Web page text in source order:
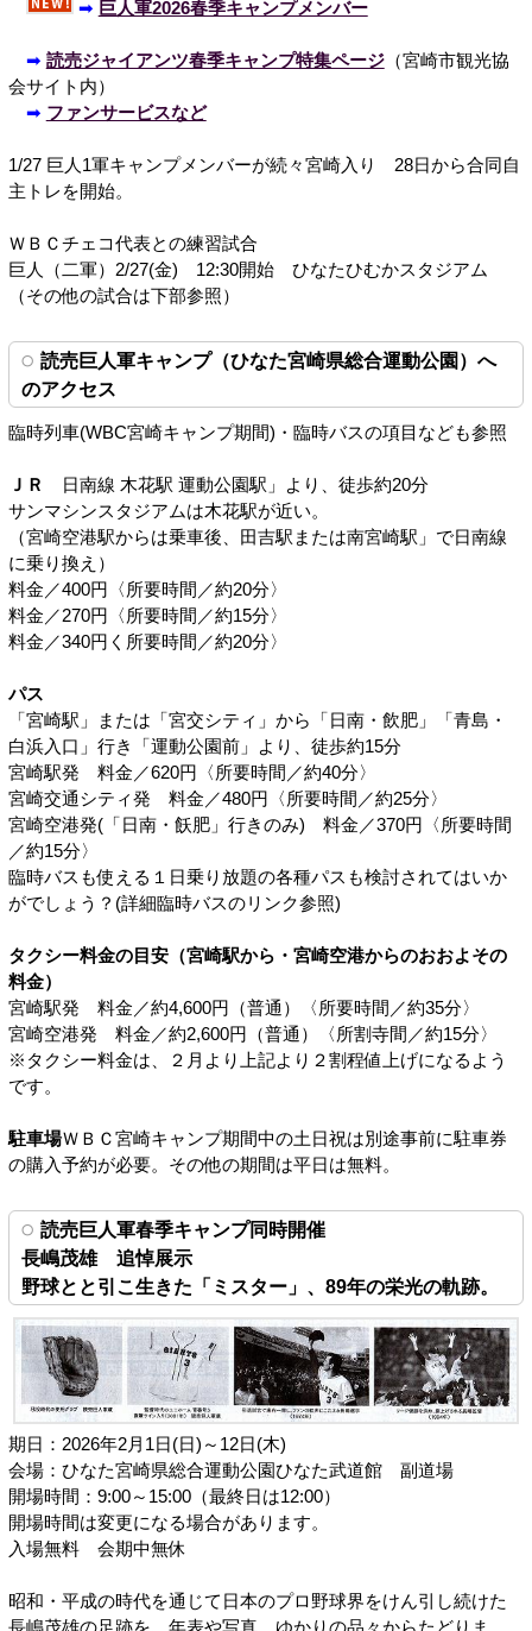
➡ 巨人軍2026春季キャンプメンバー
➡ 読売ジャイアンツ春季キャンプ特集ページ（宮崎市観光協
会サイト内）
➡ ファンサービスなど
1/27 巨人1軍キャンプメンバーが続々宮崎入り 28日から合同自
主トレを開始。
ＷＢＣチェコ代表との練習試合
巨人（二軍）2/27(金) 12:30開始 ひなたひむかスタジアム
（その他の試合は下部参照）
読売巨人軍キャンプ（ひなた宮崎県総合運動公園）へ
のアクセス
臨時列車(WBC宮崎キャンプ期間)・臨時バスの項目なども参照
ＪＲ
日南線 木花駅 運動公園駅」より、徒歩約20分
サンマシンスタジアムは木花駅が近い。
（宮崎空港駅からは乗車後、田吉駅または南宮崎駅」で日南線
に乗り換え）
料金／400円〈所要時間／約20分〉
料金／270円〈所要時間／約15分〉
料金／340円く所要時間／約20分〉
パス
「宮崎駅」または「宮交シティ」から「日南・飲肥」「青島・
白浜入口」行き「運動公園前」より、徒歩約15分
宮崎駅発 料金／620円〈所要時間／約40分〉
宮崎交通シティ発 料金／480円〈所要時間／約25分〉
宮崎空港発(「日南・飫肥」行きのみ) 料金／370円〈所要時間
／約15分〉
臨時バスも使える１日乗り放題の各種パスも検討されてはいか
がでしょう？(詳細臨時バスのリンク参照)
タクシー料金の目安（宮崎駅から・宮崎空港からのおおよその
料金）
宮崎駅発 料金／約4,600円（普通）〈所要時間／約35分〉
宮崎空港発 料金／約2,600円（普通）〈所割寺間／約15分〉
※タクシー料金は、２月より上記より２割程値上げになるよう
です。
駐車場ＷＢＣ宮崎キャンプ期間中の土日祝は別途事前に駐車券
の購入予約が必要。その他の期間は平日は無料。
読売巨人軍春季キャンプ同時開催
長嶋茂雄 追悼展示
野球とと引こ生きた「ミスター」、89年の栄光の軌跡。
期日：2026年2月1日(日)～12日(木)
会場：ひなた宮崎県総合運動公園ひなた武道館 副道場
開場時間：9:00～15:00（最終日は12:00）
開場時間は変更になる場合があります。
入場無料 会期中無休
昭和・平成の時代を通じて日本のプロ野球界をけん引し続けた